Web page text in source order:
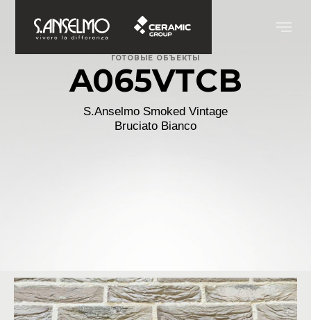
S.Anselmo Smoked Vintage
Bruciato Bianco
A065VTCB
ГОТОВЫЕ ОБЪЕКТЫ